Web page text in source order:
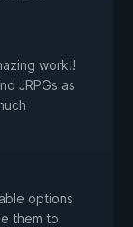
work!!
JRPGs as
options
them to